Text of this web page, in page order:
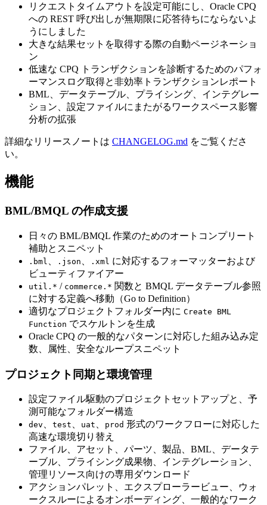
リクエストタイムアウトを設定可能にし、Oracle CPQ
への REST 呼び出しが無期限に応答待ちにならないよ
うにしました
大きな結果セットを取得する際の自動ページネーショ
ン
低速な CPQ トランザクションを診断するためのパフォ
ーマンスログ取得と非効率トランザクションレポート
BML、データテーブル、プライシング、インテグレー
ション、設定ファイルにまたがるワークスペース影響
分析の拡張
詳細なリリースノートは CHANGELOG.md をご覧くださ
い。
機能
BML/BMQL の作成支援
日々の BML/BMQL 作業のためのオートコンプリート
補助とスニペット
.bml .json .xml に対応するフォーマッターおよび
ビューティファイアー
util.* / commerce.* 関数と BMQL データテーブル参照
に対する定義へ移動（Go to Definition）
適切なプロジェクトフォルダー内に Create BML
Function でスケルトンを生成
Oracle CPQ の一般的なパターンに対応した組み込み定
数、属性、安全なループスニペット
プロジェクト同期と環境管理
設定ファイル駆動のプロジェクトセットアップと、予
測可能なフォルダー構造
dev 、 test 、 uat 、 prod 形式のワークフローに対応した
高速な環境切り替え
ファイル、アセット、パーツ、製品、BML、データテ
ーブル、プライシング成果物、インテグレーション、
管理リソース向けの専用ダウンロード
アクションパレット、エクスプローラービュー、ウォ
ークスルーによるオンボーディング、一般的なワーク